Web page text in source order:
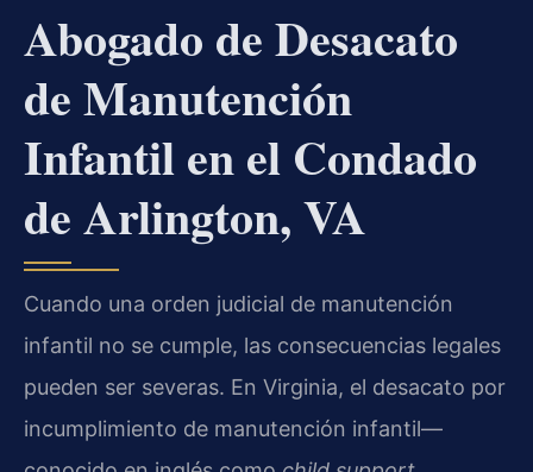
Abogado de Desacato
de Manutención
Infantil en el Condado
de Arlington, VA
Cuando una orden judicial de manutención
infantil no se cumple, las consecuencias legales
pueden ser severas. En Virginia, el desacato por
incumplimiento de manutención infantil—